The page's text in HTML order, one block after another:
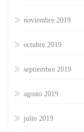
noviembre 2019
octubre 2019
septiembre 2019
agosto 2019
julio 2019